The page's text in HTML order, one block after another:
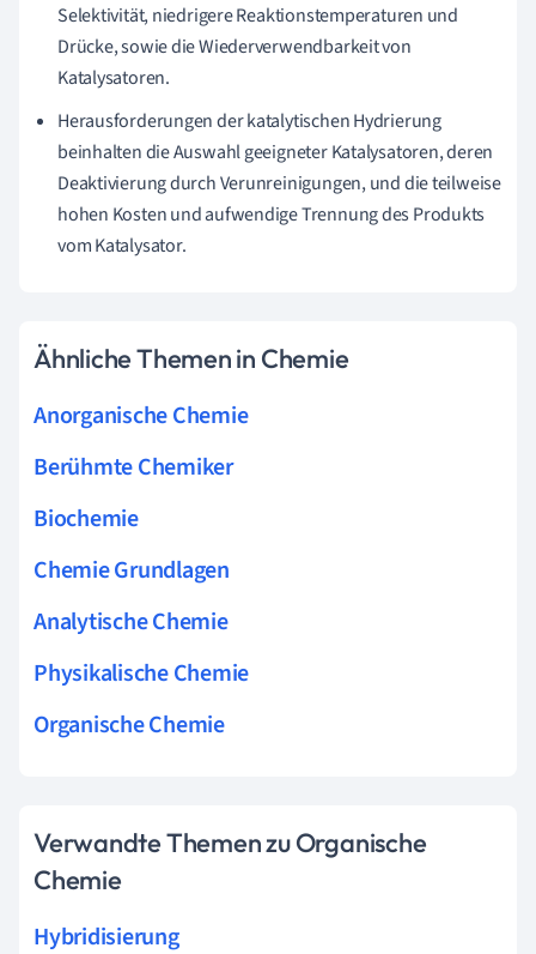
Selektivität, niedrigere Reaktionstemperaturen und
Drücke, sowie die Wiederverwendbarkeit von
Katalysatoren.
Herausforderungen der katalytischen Hydrierung
beinhalten die Auswahl geeigneter Katalysatoren, deren
Deaktivierung durch Verunreinigungen, und die teilweise
hohen Kosten und aufwendige Trennung des Produkts
vom Katalysator.
Ähnliche Themen in Chemie
Anorganische Chemie
Berühmte Chemiker
Biochemie
Chemie Grundlagen
Analytische Chemie
Physikalische Chemie
Organische Chemie
Verwandte Themen zu Organische
Chemie
Hybridisierung